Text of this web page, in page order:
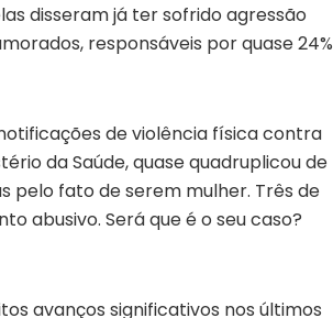
disseram já ter sofrido agressão
responsáveis por quase 24%
de violência física contra
da Saúde, quase quadruplicou de
pelo fato de serem mulher. Três de
abusivo. Será que é o seu caso?
avanços significativos nos últimos